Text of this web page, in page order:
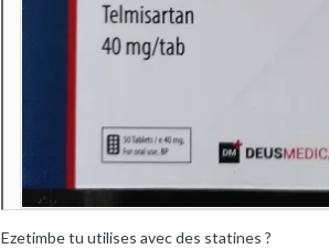
Ezetimbe tu utilises avec des statines ?